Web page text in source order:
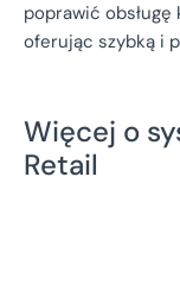
poprawić
oferując szybką i
Więcej o
Retail